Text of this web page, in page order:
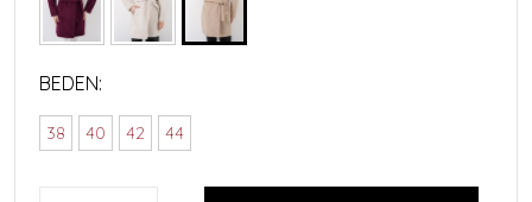
BEDEN:
38 40 42 44